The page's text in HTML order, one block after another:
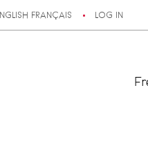
FRANÇAIS LOG IN